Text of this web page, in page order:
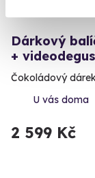
Dárkový
+
Čokoládový
U vás doma
2 599 Kč